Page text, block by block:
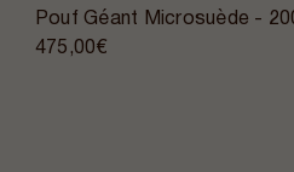
Pouf Géant Microsuède -
475,00€